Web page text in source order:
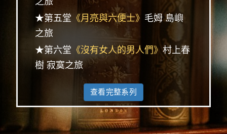
★第五堂 《月亮與六便士》 毛姆 島嶼
之旅
★第六堂 《沒有女人的男人們》村上春
樹 寂寞之旅
查看完整系列